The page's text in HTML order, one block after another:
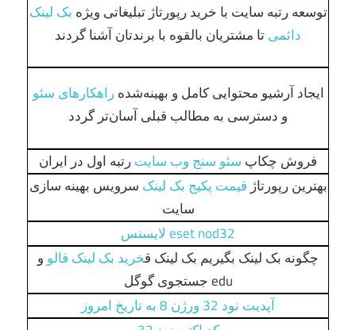
توسعه رتبه سایت با خرید رپورتاژ تبلیغاتی ویژه بک لینک
دائمیتا مشتریان بالقوه با برندتان آشنا گردند
ایجاد آرشیو محتوایی کامل و بهینه‌شدهراهکارهای سئو
و دسترسی به مطالب قبلی آسان‌تر گردد
فروش چکاپ سئو سنج وب سایترتبه اول در ایران
بهترین رپورتاژ قیمت پکیج بک لینک سرویس بهینه سازی
سایت
eset nod32 لایسنس
چگونه بک لینک بگیریم بک لینک قخرید بک لینک فالو و
edu جستجوی گوگل
آپدیت نود 32 ورژن 8 به تاریخ امروز